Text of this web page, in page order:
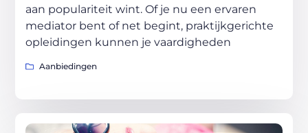
aan populariteit wint. Of je nu een ervaren
mediator bent of net begint, praktijkgerichte
opleidingen kunnen je vaardigheden
Aanbiedingen